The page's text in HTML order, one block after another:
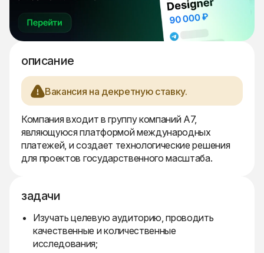
описание
Вакансия на декретную ставку.
Компания входит в группу компаний A7,
являющуюся платформой международных
платежей, и создает технологические решения
для проектов государственного масштаба.
задачи
Изучать целевую аудиторию, проводить
качественные и количественные
исследования;